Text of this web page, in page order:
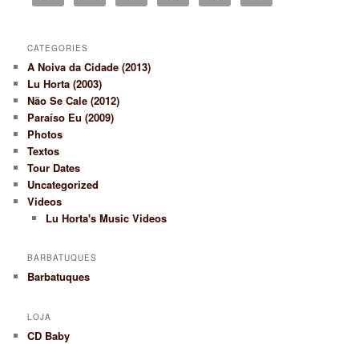
CATEGORIES
A Noiva da Cidade (2013)
Lu Horta (2003)
Não Se Cale (2012)
Paraíso Eu (2009)
Photos
Textos
Tour Dates
Uncategorized
Videos
Lu Horta's Music Videos
BARBATUQUES
Barbatuques
LOJA
CD Baby